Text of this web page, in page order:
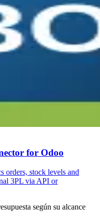
for Odoo
orders, stock levels and
3PL via API or
según su alcance